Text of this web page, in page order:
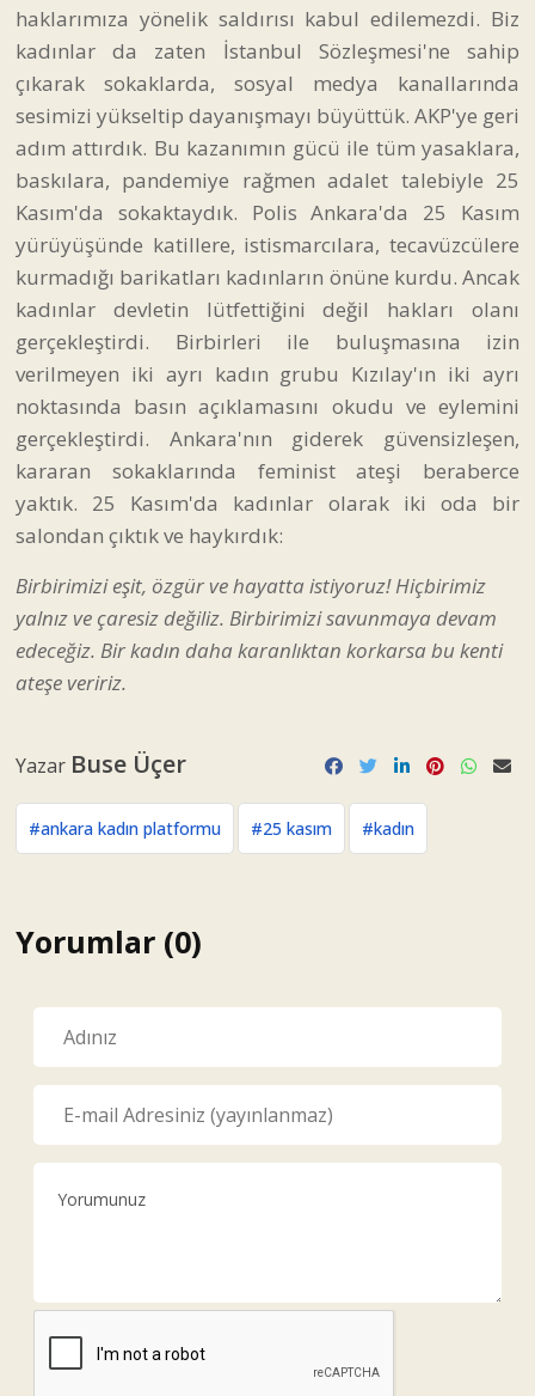
haklarımıza yönelik saldırısı kabul edilemezdi. Biz
kadınlar da zaten İstanbul Sözleşmesi'ne sahip
çıkarak sokaklarda, sosyal medya kanallarında
sesimizi yükseltip dayanışmayı büyüttük. AKP'ye geri
adım attırdık. Bu kazanımın gücü ile tüm yasaklara,
baskılara, pandemiye rağmen adalet talebiyle 25
Kasım'da sokaktaydık. Polis Ankara'da 25 Kasım
yürüyüşünde katillere, istismarcılara, tecavüzcülere
kurmadığı barikatları kadınların önüne kurdu. Ancak
kadınlar devletin lütfettiğini değil hakları olanı
gerçekleştirdi. Birbirleri ile buluşmasına izin
verilmeyen iki ayrı kadın grubu Kızılay'ın iki ayrı
noktasında basın açıklamasını okudu ve eylemini
gerçekleştirdi. Ankara'nın giderek güvensizleşen,
kararan sokaklarında feminist ateşi beraberce
yaktık. 25 Kasım'da kadınlar olarak iki oda bir
salondan çıktık ve haykırdık:
Birbirimizi eşit, özgür ve hayatta istiyoruz! Hiçbirimiz
yalnız ve çaresiz değiliz. Birbirimizi savunmaya devam
edeceğiz. Bir kadın daha karanlıktan korkarsa bu kenti
ateşe veririz.
Yazar Buse Üçer
#ankara kadın platformu #25 kasım #kadın
Yorumlar (0)